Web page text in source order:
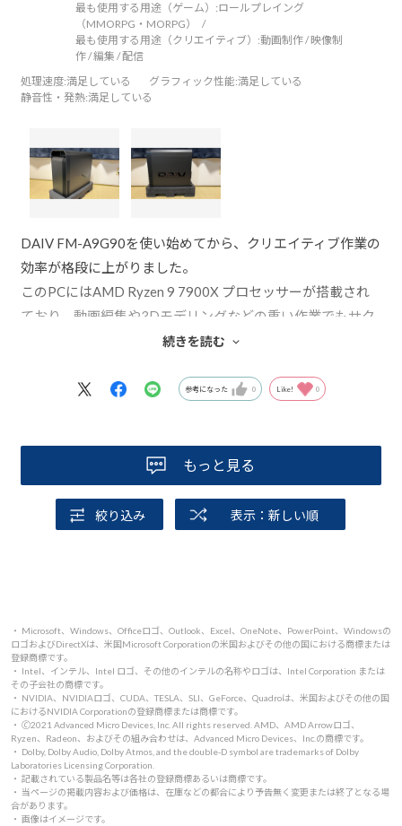
最も使用する用途（ゲーム）:ロールプレイング
（MMORPG・MORPG）
最も使用する用途（クリエイティブ）:動画制作 / 映像制
作 / 編集 / 配信
処理速度:満足している グラフィック性能:満足している
静音性・発熱:満足している
DAIV FM-A9G90を使い始めてから、クリエイティブ作業の
効率が格段に上がりました。
このPCにはAMD Ryzen 9 7900X プロセッサーが搭載され
ており、動画編集や3Dモデリングなどの重い作業でもサク
する際、そのパワーを実感します。
晴らしく、リアルタイムでのプレビューや複雑なレンダリ
ングもスムーズです。
レンダリングやエンコードにかかる時間が短縮され、これ
まで以上に効率よく作業が進められます。
私は既に持っていたお気に入りのディスプレイとキーボー
ドを使用しているので特に問題ありませんでした。
自分の好みや用途に合った周辺機器を選べるのはむしろメ
リットだと感じています。
このPCはデザインもシンプルで洗練されており、作業スペ
ースにも馴染みやすいです。
また、静音性も非常に高く、どんなに負荷のかかる作業を
続きを読む
参考になった 0 Like! 0
もっと見る
絞り込み 表示：新しい順
・ Microsoft、Windows、Officeロゴ、Outlook、Excel、OneNote、PowerPoint、Windowsの
ロゴおよびDirectXは、米国Microsoft Corporationの米国およびその他の国における商標または
登録商標です。
・ Intel、インテル、Intel ロゴ、その他のインテルの名称やロゴは、Intel Corporation または
その子会社の商標です。
・ NVIDIA、NVIDIAロゴ、CUDA、TESLA、SLI、GeForce、Quadroは、米国およびその他の国
におけるNVIDIA Corporationの登録商標または商標です。
・ 🄫2021 Advanced Micro Devices, Inc. All rights reserved. AMD、AMD Arrowロゴ、
Ryzen、Radeon、およびその組み合わせは、Advanced Micro Devices、Inc.の商標です。
・ Dolby, Dolby Audio, Dolby Atmos, and the double-D symbol are trademarks of Dolby
Laboratories Licensing Corporation.
・ 記載されている製品名等は各社の登録商標あるいは商標です。
・ 当ページの掲載内容および価格は、在庫などの都合により予告無く変更または終了となる場
合があります。
・ 画像はイメージです。